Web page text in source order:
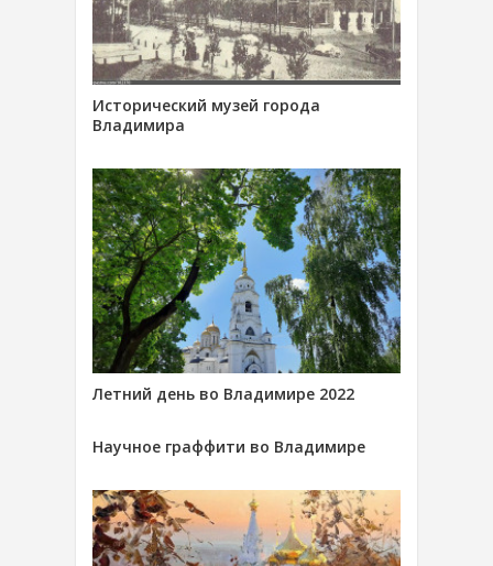
Исторический музей города
Владимира
Летний день во Владимире 2022
Научное граффити во Владимире